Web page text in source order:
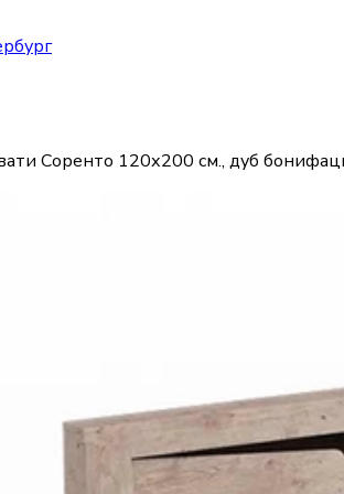
Соренто 120х200 см., дуб